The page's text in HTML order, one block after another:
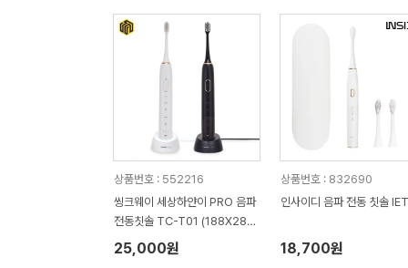
상품번호 : 552216
씽크웨이 세상하얀이 PRO 음파
전동칫솔 TC-T01 (188X28X
30mm)
25,000원
상품번호 : 832690
인사이디 음파 전동 칫솔
18,700원